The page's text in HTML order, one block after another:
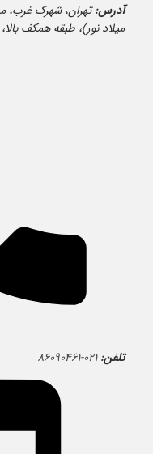
آدرس:تهران، شهرک غرب،
میلاد نور)، طبقه همکف بالا،
تلفن: ۰۲۱-۸۶۰۹۰۴۶۱